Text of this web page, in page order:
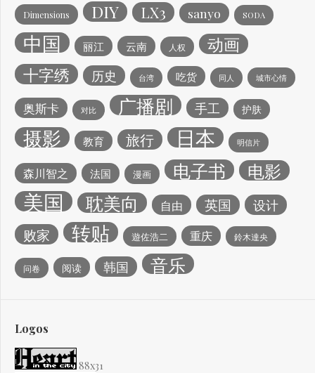
Dimensions DIY LX3 sanyo SODA
中国 丽江 云南 人权 动画
十字绣 历史 台湾 吃货 同人 城市心情
奥斯卡 对比 广播剧 手工 护肤
摄影 教育 旅行 日本 明信片
森川智之 法国 漫画 电子书 电影
美国 耽美向 自由 英国 设计
败家 转贴 遊佐浩二 重庆 鈴木達央
问卷 阅读 韩国 音乐
Logos
88x31